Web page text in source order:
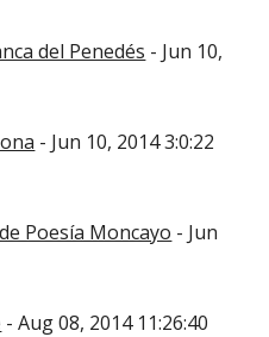
del Penedés - Jun 10,
- Jun 10, 2014 3:0:22
Poesía Moncayo - Jun
- Aug 08, 2014 11:26:40